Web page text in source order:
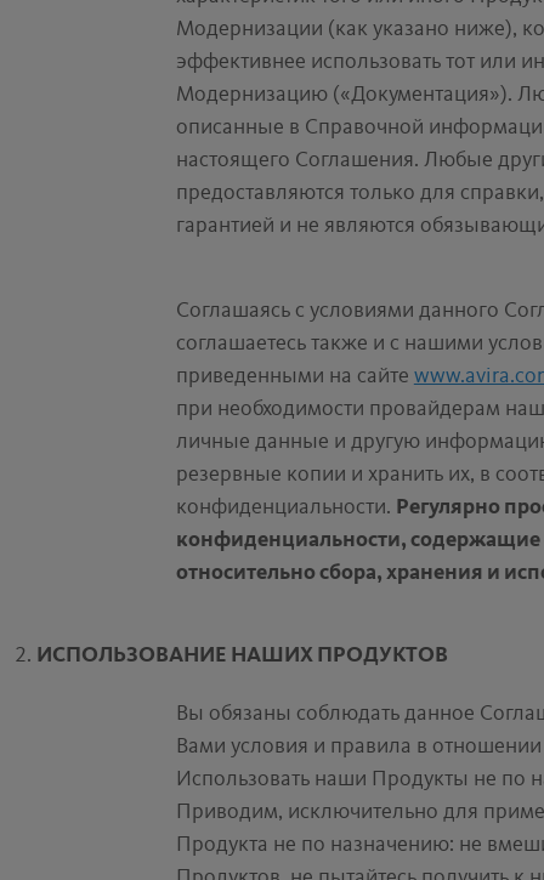
Модернизации (как указано ниже),
эффективнее использовать тот или
Модернизацию («Документация»).
описанные в Справочной
настоящего Соглашения. Любые
предоставляются только для
гарантией и не являются
Соглашаясь с условиями данного
соглашаетесь также и с нашими
приведенными на сайте
при необходимости провайдерам
личные данные и другую
резервные копии и хранить их, в
конфиденциальности. Регулярно
конфиденциальности,
относительно сбора, хранения и
ИСПОЛЬЗОВАНИЕ НАШИХ ПРОДУКТОВ
Вы обязаны соблюдать данное
Вами условия и правила в
Использовать наши Продукты не по
Приводим, исключительно для
Продукта не по назначению: не